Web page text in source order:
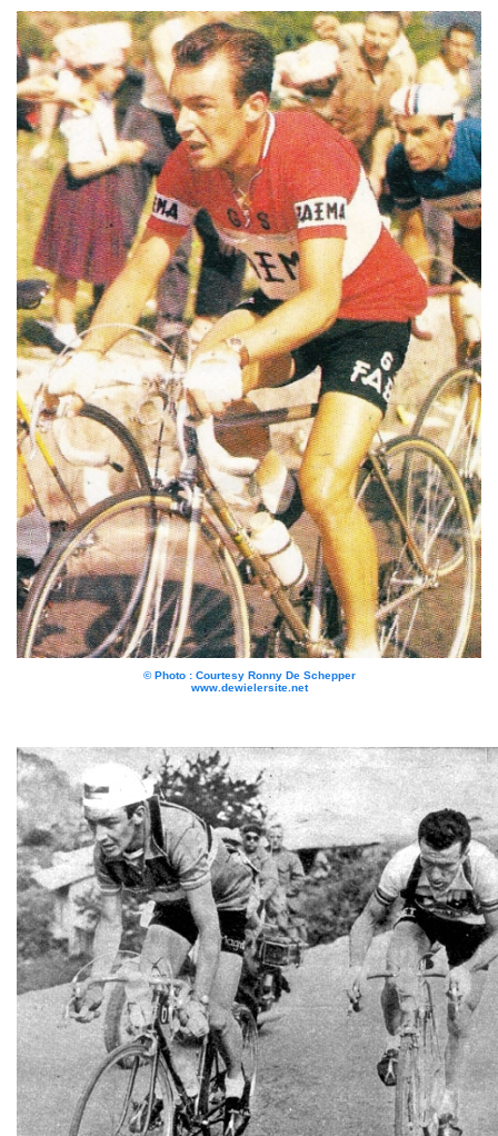
© Photo : Courtesy Ronny De Schepper
www.dewielersite.net